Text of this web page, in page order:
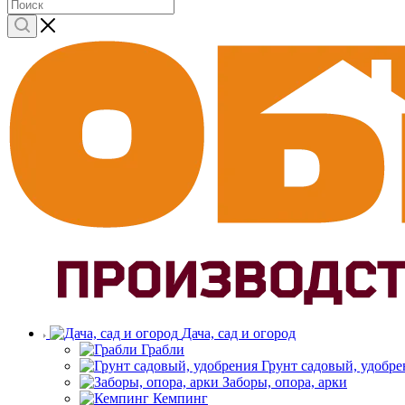
Дача, сад и огород
Грабли
Грунт садовый,
Заборы, опора, арки
Кемпинг